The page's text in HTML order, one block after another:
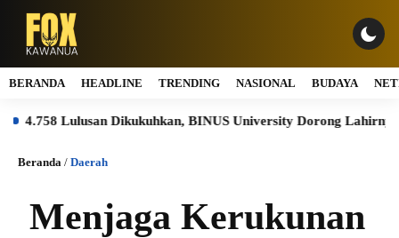
BERANDA HEADLINE TRENDING NASIONAL BUDAYA
Lulusan Dikukuhkan, BINUS University Dorong Lahirnya
Beranda / Daerah
Menjaga Kerukunan